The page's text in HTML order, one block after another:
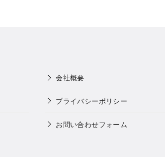
会社概要
プライバシーポリシー
お問い合わせフォーム